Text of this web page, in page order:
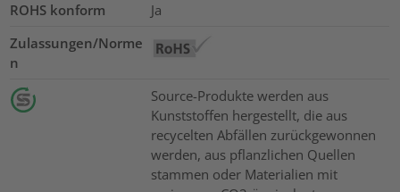
ROHS konform
Ja
Zulassungen/Norme
n
Source-Produkte werden aus
Kunststoffen hergestellt, die aus
recycelten Abfällen zurückgewonnen
werden, aus pflanzlichen Quellen
stammen oder Materialien mit